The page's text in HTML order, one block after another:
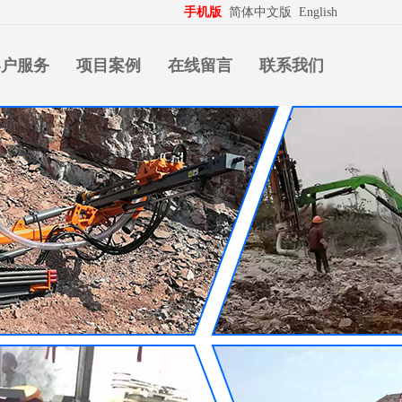
手机版 简体中文版 English
服务 项目案例 在线留言 联系我们